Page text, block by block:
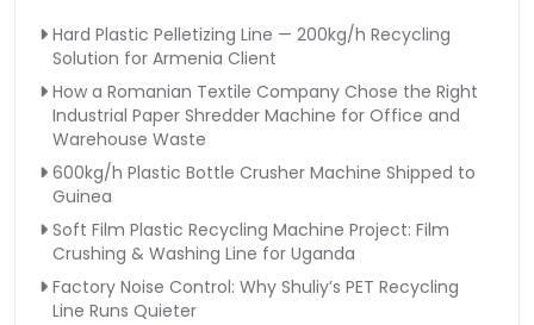
Hard Plastic Pelletizing Line — 200kg/h Recycling
Solution for Armenia Client
How a Romanian Textile Company Chose the Right
Industrial Paper Shredder Machine for Office and
Warehouse Waste
600kg/h Plastic Bottle Crusher Machine Shipped to
Guinea
Soft Film Plastic Recycling Machine Project: Film
Crushing & Washing Line for Uganda
Factory Noise Control: Why Shuliy’s PET Recycling
Line Runs Quieter